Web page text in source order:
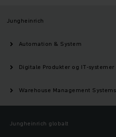
Jungheinrich
Automation & System
Digitale Produkter og IT-systemer
Warehouse Management
Jungheinrich globalt